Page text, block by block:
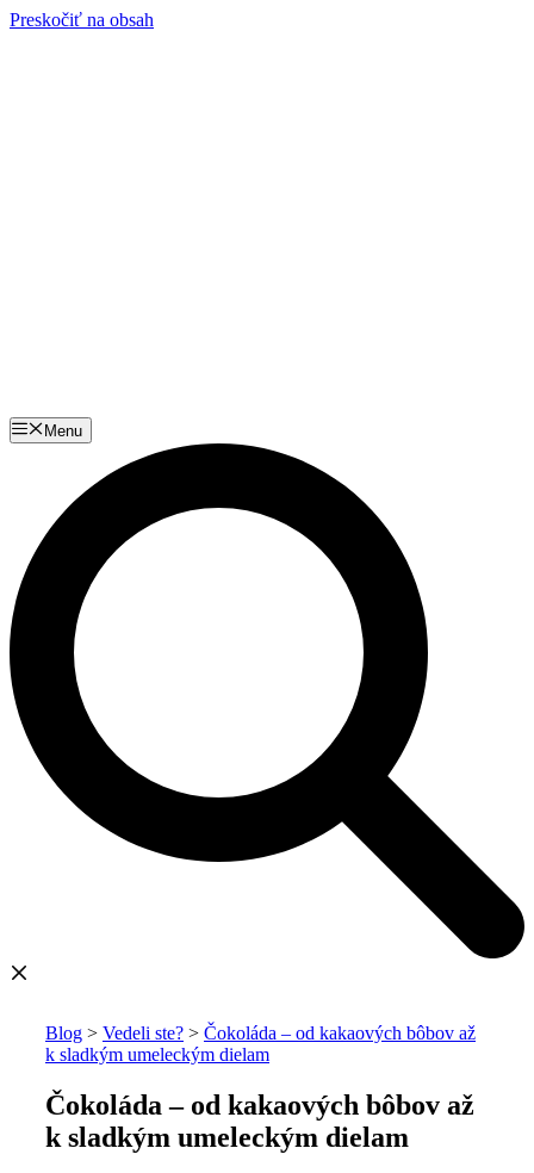
Preskočiť na obsah
Menu
Blog > Vedeli ste? > Čokoláda – od kakaových bôbov až
k sladkým umeleckým dielam
Čokoláda – od kakaových bôbov až
k sladkým umeleckým dielam